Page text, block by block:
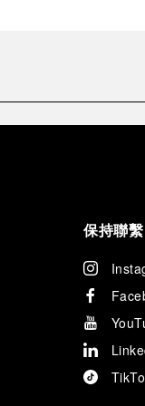
保持聯繫